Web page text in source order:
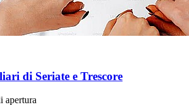
di Seriate e Trescore
apertura